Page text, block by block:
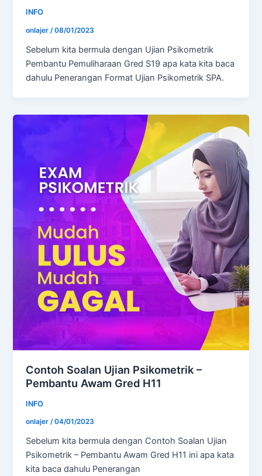
INFO
onlajer/08/01/2023
Sebelum kita bermula dengan Ujian Psikometrik
Pembantu Pemuliharaan Gred S19 apa kata kita baca
dahulu Penerangan Format Ujian Psikometrik SPA.
Contoh Soalan Ujian Psikometrik –
Pembantu Awam Gred H11
INFO
onlajer/04/01/2023
Sebelum kita bermula dengan Contoh Soalan Ujian
Psikometrik – Pembantu Awam Gred H11 ini apa kata
kita baca dahulu Penerangan